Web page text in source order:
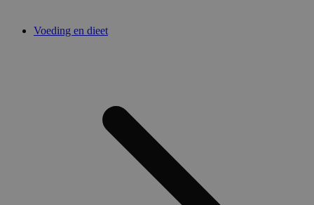
Voeding en dieet